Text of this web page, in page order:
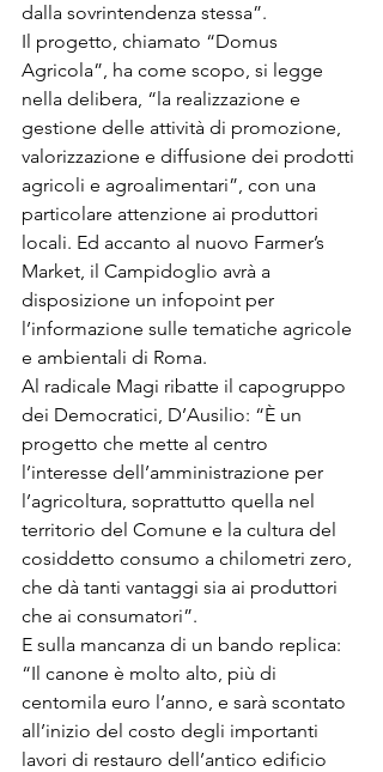
dalla sovrintendenza stessa”.
Il progetto, chiamato “Domus
Agricola”, ha come scopo, si legge
nella delibera, “la realizzazione e
gestione delle attività di promozione,
valorizzazione e diffusione dei prodotti
agricoli e agroalimentari”, con una
particolare attenzione ai produttori
locali. Ed accanto al nuovo Farmer’s
Market, il Campidoglio avrà a
disposizione un infopoint per
l’informazione sulle tematiche agricole
e ambientali di Roma.
Al radicale Magi ribatte il capogruppo
dei Democratici, D’Ausilio: “È un
progetto che mette al centro
l’interesse dell’amministrazione per
l’agricoltura, soprattutto quella nel
territorio del Comune e la cultura del
cosiddetto consumo a chilometri zero,
che dà tanti vantaggi sia ai produttori
che ai consumatori”.
E sulla mancanza di un bando replica:
“Il canone è molto alto, più di
centomila euro l’anno, e sarà scontato
all’inizio del costo degli importanti
lavori di restauro dell’antico edificio